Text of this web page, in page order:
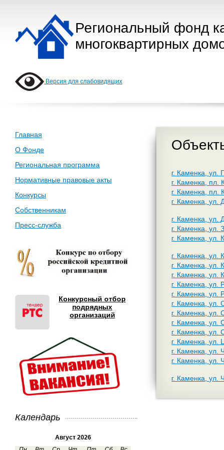
Региональный фонд
многоквартирных
Версия для слабовидящих
Главная
О Фонде
Региональная программа
Нормативные правовые акты
Конкурсы
Собственникам
Пресс-служба
Конкурсный отбор
подрядных
организаций
Календарь
Август 2026
г. Каменка, ул.
г. Каменка, пл.
г. Каменка, пл.
г. Каменка, ул.
г. Каменка, ул.
г. Каменка, ул.
г. Каменка, ул.
г. Каменка, ул.
г. Каменка, ул.
г. Каменка, ул.
г. Каменка, ул.
г. Каменка, ул.
г. Каменка, ул.
г. Каменка, ул.
г. Каменка, ул.
г. Каменка, ул.
г. Каменка, ул.
г. Каменка, ул.
г. Каменка, ул.
г. Каменка, ул.